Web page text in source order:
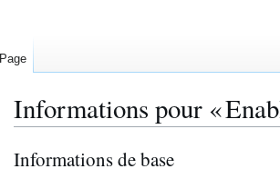
Informations pour «
Aller
Aller
Informations de base
Page